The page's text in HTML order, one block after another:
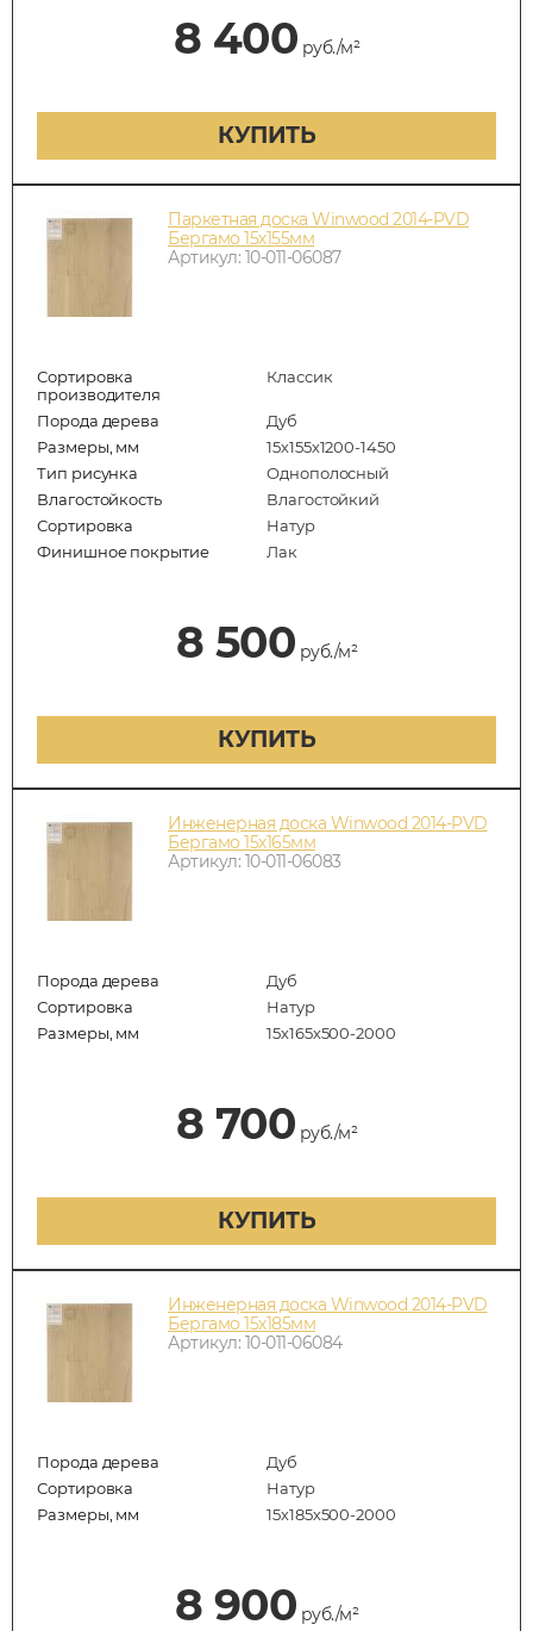
8 400 руб./м²
КУПИТЬ
Паркетная доска Winwood 2014-PVD
Бергамо 15х155мм
Артикул: 10-011-06087
Сортировка
производителя
Классик
Порода дерева
Дуб
Размеры, мм
15х155х1200-1450
Тип рисунка
Однополосный
Влагостойкость
Влагостойкий
Сортировка
Натур
Финишное покрытие
Лак
8 500 руб./м²
КУПИТЬ
Инженерная доска Winwood 2014-PVD
Бергамо 15х165мм
Артикул: 10-011-06083
Порода дерева
Дуб
Сортировка
Натур
Размеры, мм
15х165х500-2000
8 700 руб./м²
КУПИТЬ
Инженерная доска Winwood 2014-PVD
Бергамо 15х185мм
Артикул: 10-011-06084
Порода дерева
Дуб
Сортировка
Натур
Размеры, мм
15х185х500-2000
8 900 руб./м²